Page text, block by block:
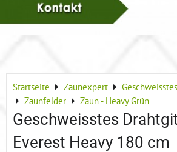
Startseite Zaunexpert
Zaunfelder
Zaun - Heavy Grün
Geschweisstes
Everest Heavy 180 cm